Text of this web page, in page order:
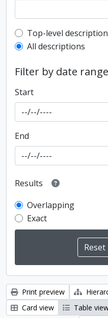
Top-level
Top-level
All descriptions
Filter by date
Start
End
Results
Overlapping
Exact
Print preview
Card view
Table